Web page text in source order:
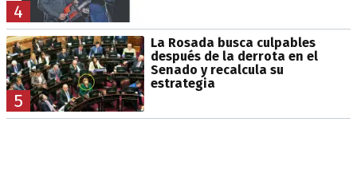
4
5
La Rosada busca culpables
después de la derrota en el
Senado y recalcula su
estrategia